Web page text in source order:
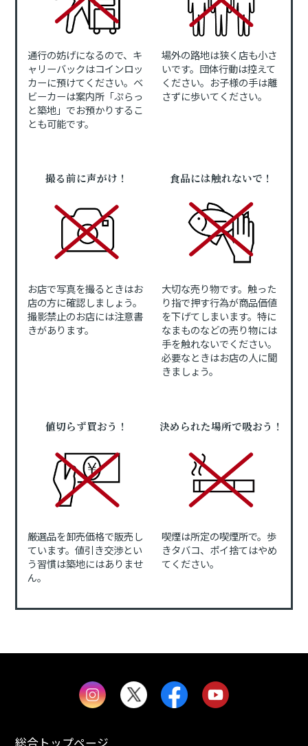
通行の妨げになるので、キ
ャリーバックはコインロッ
カーに預けてください。ベ
ビーカーは案内所「ぷらっ
と築地」でお預かりするこ
とも可能です。
場外の路地は狭く店も小さ
いです。団体行動は控えて
ください。お子様の手は離
さずに歩いてください。
撮る前に声がけ！
お店で写真を撮るときはお
店の方に確認しましょう。
撮影禁止のお店には注意書
きがあります。
食品には触れないで！
大切な売り物です。触った
り指で押す行為が商品価値
を下げてしまいます。特に
なまものなどの売り物には
手を触れないでください。
必要なときはお店の人に聞
きましょう。
値切らず買おう！
厳選品を卸売価格で販売し
ています。値引き交渉とい
う習慣は築地にはありませ
ん。
決められた場所で吸おう！
喫煙は所定の喫煙所で。歩
きタバコ、ポイ捨てはやめ
てください。
総合トップページ